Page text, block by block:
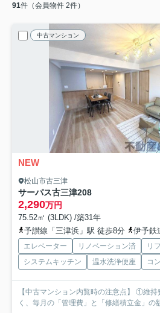
91件（会員物件 2件）
中古マンション
NEW
松山市古三津
サーパス古三津208
2,290万円
75.52㎡ (3LDK) /築31年
予讃線「三津浜」駅 徒歩8分
伊予鉄
エレベーター リノベーション済
リ
システムキッチン
温水洗浄便座 コ
【中古マンション内覧時の注意点】 ①維
く、毎月の「管理費」と「修繕積立金」の